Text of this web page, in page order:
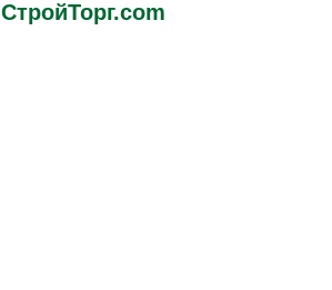
СтройТорг.com